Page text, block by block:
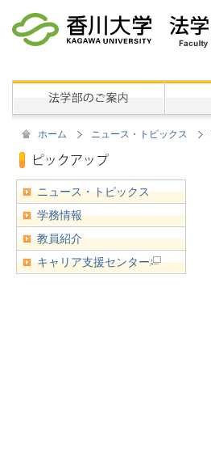
ホーム ニュース・トピックス
ニュース・トピックス
学務情報
教員紹介
キャリア支援センター